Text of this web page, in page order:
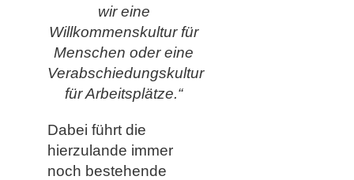
wir eine
Willkommenskultur für
Menschen oder eine
Verabschiedungskultur
für Arbeitsplätze.“
Dabei führt die
hierzulande immer
noch bestehende